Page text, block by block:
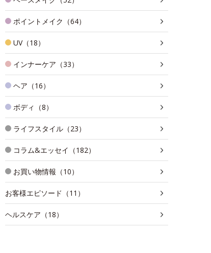
ポイントメイク（64）
UV（18）
インナーケア（33）
ヘア（16）
ボディ（8）
ライフスタイル（23）
コラム&エッセイ（182）
お買い物情報（10）
お客様エピソード（11）
ヘルスケア（18）